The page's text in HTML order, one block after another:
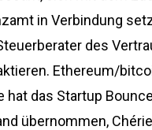
in Verbindung
des
Ethereum/
hat das Startup
übernommen,